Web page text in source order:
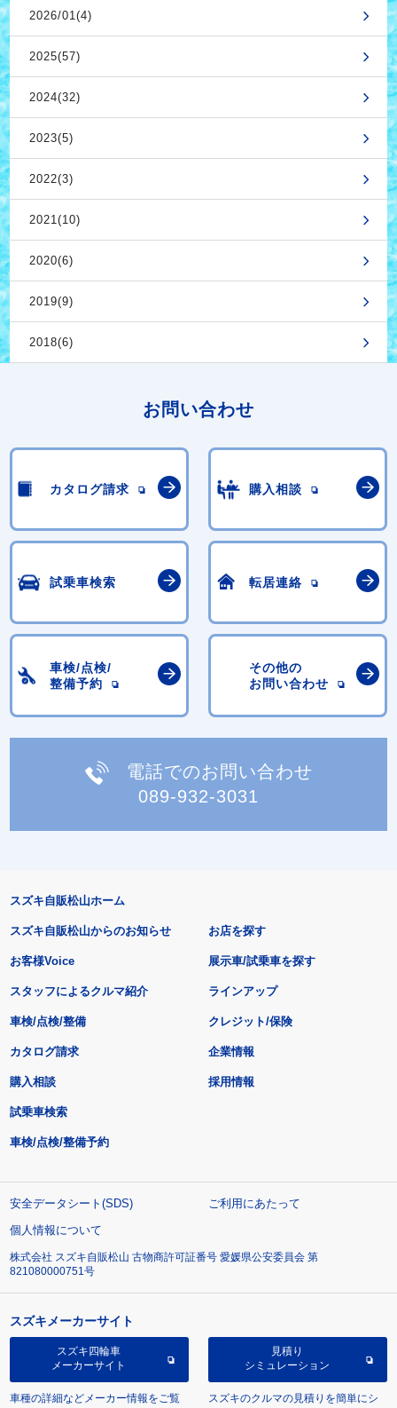
2026/01(4)
2025(57)
2024(32)
2023(5)
2022(3)
2021(10)
2020(6)
2019(9)
2018(6)
お問い合わせ
カタログ請求 購入相談
試乗車検索 転居連絡
車検/点検/
整備予約
その他の
お問い合わせ
電話でのお問い合わせ
089-932-3031
スズキ自販松山ホーム
スズキ自販松山からのお知らせ
お客様Voice
スタッフによるクルマ紹介
お店を探す
展示車/試乗車を探す
ラインアップ
車検/点検/整備 クレジット/保険
カタログ請求
購入相談
試乗車検索
車検/点検/整備予約
企業情報
採用情報
安全データシート(SDS)
ご利用にあたって
個人情報について
株式会社 スズキ自販松山 古物商許可証番号 愛媛県公安委員会 第
821080000751号
スズキメーカーサイト
スズキ四輪車
メーカーサイト
車種の詳細などメーカー情報をご覧
見積り
シミュレーション
スズキのクルマの見積りを簡単にシ